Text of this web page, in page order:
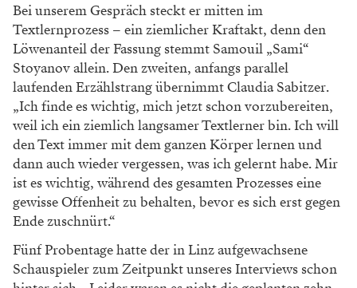
Bei unserem Gespräch steckt er mitten im
Textlernprozess – ein ziemlicher Kraftakt, denn den
Löwenanteil der Fassung stemmt Samouil „Sami“
Stoyanov allein. Den zweiten, anfangs parallel
laufenden Erzählstrang übernimmt Claudia Sabitzer.
„Ich finde es wichtig, mich jetzt schon vorzubereiten,
weil ich ein ziemlich langsamer Textlerner bin. Ich will
den Text immer mit dem ganzen Körper lernen und
dann auch wieder vergessen, was ich gelernt habe. Mir
ist es wichtig, während des gesamten Prozesses eine
gewisse Offenheit zu behalten, bevor es sich erst gegen
Ende zuschnürt.“
Fünf Probentage hatte der in Linz aufgewachsene
Schauspieler zum Zeitpunkt unseres Interviews schon